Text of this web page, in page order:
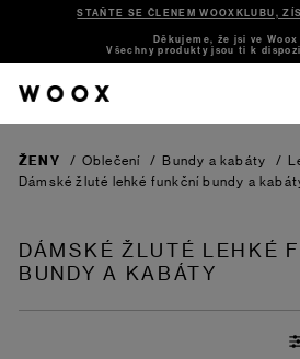
STAŇTE SE ČLENEM WOOXKLUBU,
Děkujeme, že jsi ve
Všechny produkty jsou ti k
ŽENY / Oblečení / Bundy a kabáty /
Dámské žluté lehké funkční bundy a
DÁMSKÉ ŽLUTÉ LEHKÉ
BUNDY A KABÁTY